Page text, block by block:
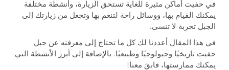
في حفيت أماكن مثيرة للغاية تستحق الزيارة، وأنشطة مختلفة
يمكنك القيام بها، ووسائل راحة لتنعم بها وتجعل من زيارتك إلى
الجبل تجربة لا تنسى.
في هذا المقال أعددنا لك كل ما تحتاج إلى معرفته عن جبل
حفيت تاريخيًا وجيولوجيًا وطبيعيًا. بالإضافة إلى أبرز الأنشطة التي
يمكنك ممارستها، فابقَ معنا!